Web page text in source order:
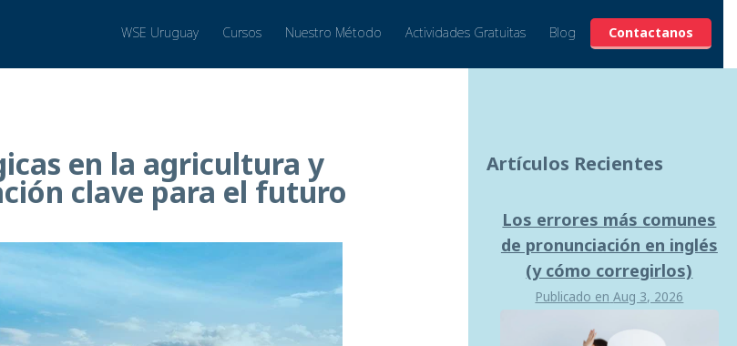
WSE Uruguay Cursos Nuestro Método Actividades Gratuitas Blog Contactanos
en la agricultura y
clave para el futuro
Artículos Recientes
Los errores más comunes
de pronunciación en inglés
(y cómo corregirlos)
Publicado en Aug 3, 2026